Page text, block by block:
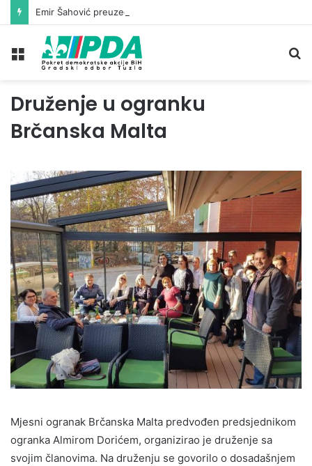
Meni
Druženje u ogranku
Brčanska Malta
Mjesni ogranak Brčanska Malta predvođen predsjednikom
ogranka Almirom Dorićem, organizirao je druženje sa
svojim članovima. Na druženju se govorilo o dosadašnjem